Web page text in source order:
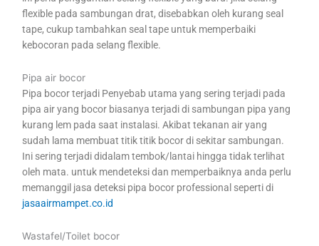
flexible pada sambungan drat, disebabkan oleh kurang seal
tape, cukup tambahkan seal tape untuk memperbaiki
kebocoran pada selang flexible.
Pipa air bocor
Pipa bocor terjadi Penyebab utama yang sering terjadi pada
pipa air yang bocor biasanya terjadi di sambungan pipa yang
kurang lem pada saat instalasi. Akibat tekanan air yang
sudah lama membuat titik titik bocor di sekitar sambungan.
Ini sering terjadi didalam tembok/lantai hingga tidak terlihat
oleh mata. untuk mendeteksi dan memperbaiknya anda perlu
memanggil jasa deteksi pipa bocor professional seperti di
jasaairmampet.co.id
Wastafel/Toilet bocor